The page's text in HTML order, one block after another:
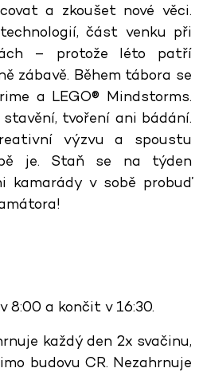
a zkoušet nové věci.
část venku při
– protože léto patří
zábavě. Během tábora se
a LEGO® Mindstorms.
tvoření ani bádání.
výzvu a spoustu
je. Staň se na týden
kamarády v sobě probuď
8:00 a končit v 16:30.
každý den 2x svačinu,
budovu CR. Nezahrnuje